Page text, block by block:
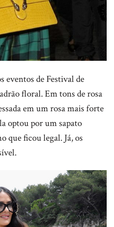
eventos de Festival de
floral. Em tons de rosa
em um rosa mais forte
optou por um sapato
que ficou legal. Já, os